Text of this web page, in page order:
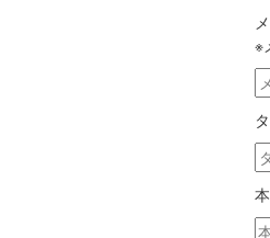
※
メ
ー
ル
ア
ド
レ
ス
タ
イ
ト
ル
本